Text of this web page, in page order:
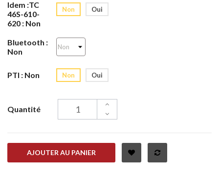
Idem :TC
46S-610-
620 : Non
Non Oui
Bluetooth :
Non
PTI : Non Non Oui
Quantité
AJOUTER AU PANIER